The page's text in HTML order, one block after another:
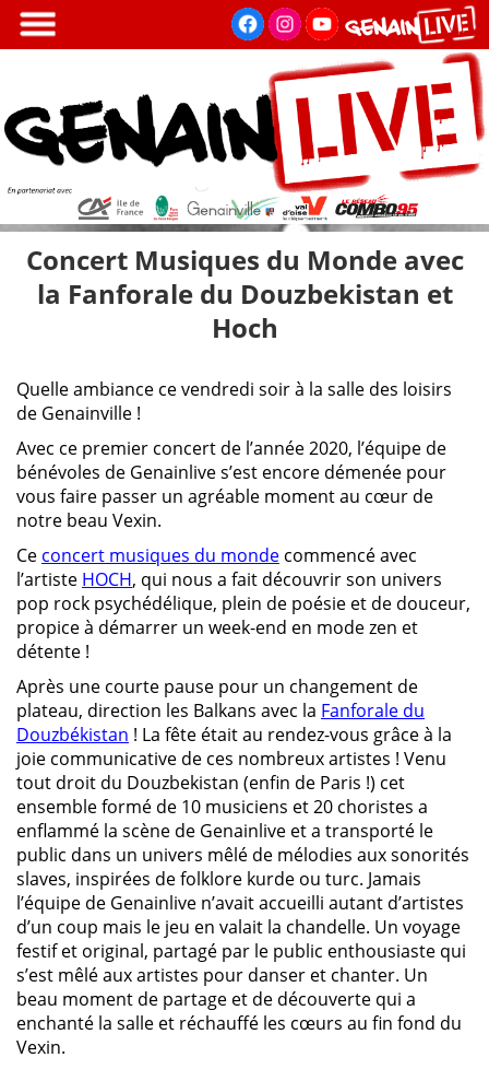
Aller
au
contenu
Concert Musiques du Monde avec
la Fanforale du Douzbekistan et
Hoch
Quelle ambiance ce vendredi soir à la salle des loisirs
de Genainville !
Avec ce premier concert de l’année 2020, l’équipe de
bénévoles de Genainlive s’est encore démenée pour
vous faire passer un agréable moment au cœur de
notre beau Vexin.
Ce concert musiques du monde commencé avec
l’artiste HOCH, qui nous a fait découvrir son univers
pop rock psychédélique, plein de poésie et de douceur,
propice à démarrer un week-end en mode zen et
détente !
Après une courte pause pour un changement de
plateau, direction les Balkans avec la Fanforale du
Douzbékistan ! La fête était au rendez-vous grâce à la
joie communicative de ces nombreux artistes ! Venu
tout droit du Douzbekistan (enfin de Paris !) cet
ensemble formé de 10 musiciens et 20 choristes a
enflammé la scène de Genainlive et a transporté le
public dans un univers mêlé de mélodies aux sonorités
slaves, inspirées de folklore kurde ou turc. Jamais
l’équipe de Genainlive n’avait accueilli autant d’artistes
d’un coup mais le jeu en valait la chandelle. Un voyage
festif et original, partagé par le public enthousiaste qui
s’est mêlé aux artistes pour danser et chanter. Un
beau moment de partage et de découverte qui a
enchanté la salle et réchauffé les cœurs au fin fond du
Vexin.